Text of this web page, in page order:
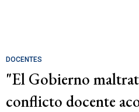
DOCENTES
"El Gobierno
conflicto docente